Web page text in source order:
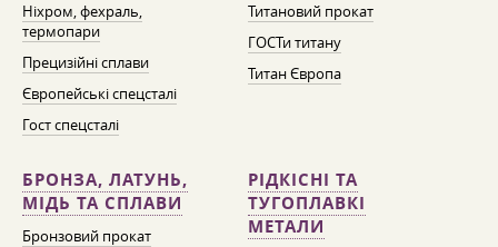
Ніхром, фехраль,
термопари
Прецизійні сплави
Європейські спецсталі
Гост спецсталі
Титановий прокат
ГОСТи титану
Титан Європа
БРОНЗА, ЛАТУНЬ,
МІДЬ ТА СПЛАВИ
Бронзовий прокат
РІДКІСНІ ТА
ТУГОПЛАВКІ
МЕТАЛИ